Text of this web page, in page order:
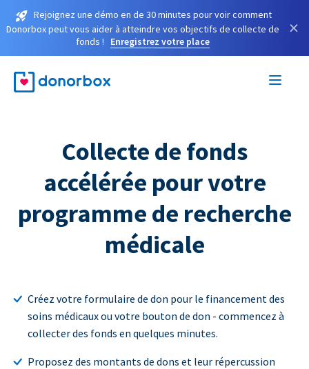
Rejoignez une démo en de 30 minutes pour voir comment
Donorbox peut vous aider à atteindre vos objectifs de collecte de
fonds !
Enregistrez votre place
×
Collecte de fonds
accélérée pour votre
programme de recherche
médicale
Créez votre formulaire de don pour le financement des
soins médicaux ou votre bouton de don - commencez à
collecter des fonds en quelques minutes.
Proposez des montants de dons et leur répercussion